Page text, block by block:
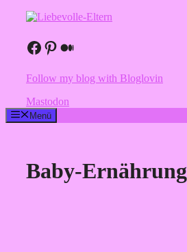
springenFacebook
Pinterest
Medium
Follow my blog with Bloglovin
Mastodon
Menü
Baby-Ernährung